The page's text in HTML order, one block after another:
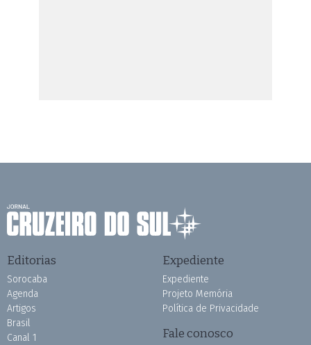
Editorias
Sorocaba
Agenda
Artigos
Brasil
Canal 1
Expediente
Expediente
Projeto Memória
Política de Privacidade
Fale conosco